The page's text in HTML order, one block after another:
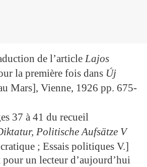
de l’article Lajos
la première fois dans Új
Mars], Vienne, 1926 pp. 675-
37 à 41 du recueil
Politische Aufsätze V
; Essais politiques V.]
pour un lecteur d’aujourd’hui